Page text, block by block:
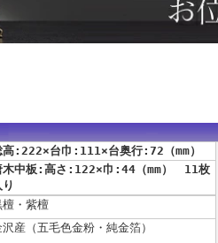
高:222×台巾:111×台奥行:72（mm）
木中板:高さ:122×巾:44（mm） 11枚
り
檀・紫檀
沢産（五毛色金粉・純金箔）